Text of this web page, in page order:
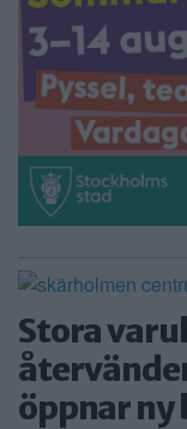
Stora
öppnar ny